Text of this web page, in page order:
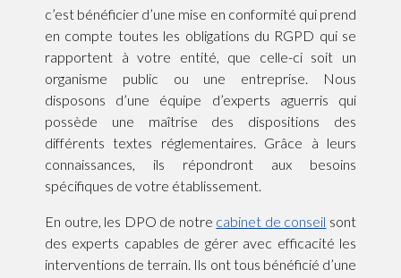
c’est bénéficier d’une mise en conformité qui prend
en compte toutes les obligations du RGPD qui se
rapportent à votre entité, que celle-ci soit un
organisme public ou une entreprise. Nous
disposons d’une équipe d’experts aguerris qui
possède une maîtrise des dispositions des
différents textes réglementaires. Grâce à leurs
connaissances, ils répondront aux besoins
spécifiques de votre établissement.
En outre, les DPO de notre cabinet de conseil sont
des experts capables de gérer avec efficacité les
interventions de terrain. Ils ont tous bénéficié d’une